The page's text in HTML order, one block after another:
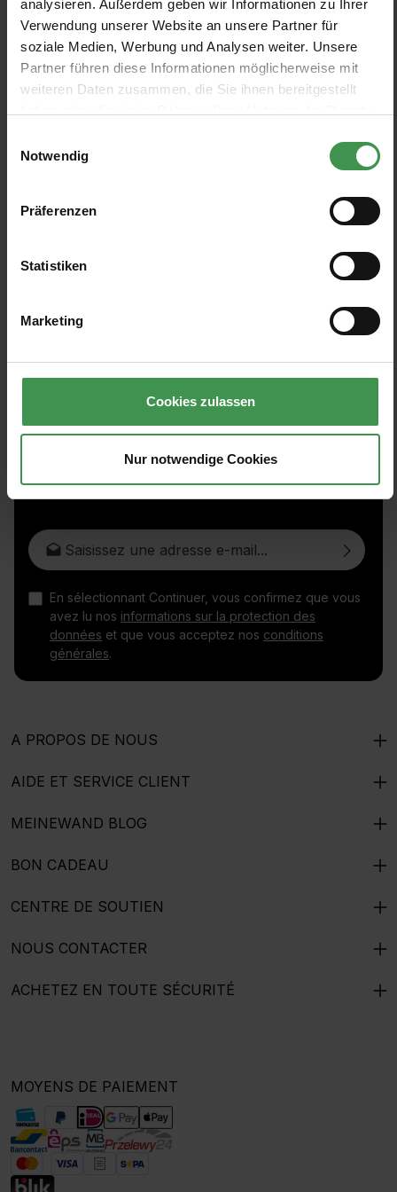
analysieren. Außerdem geben wir Informationen zu Ihrer
Verwendung unserer Website an unsere Partner für
soziale Medien, Werbung und Analysen weiter. Unsere
Partner führen diese Informationen möglicherweise mit
weiteren Daten zusammen, die Sie ihnen bereitgestellt
Notwendig
Präferenzen
Statistiken
Marketing
Cookies zulassen
Nur notwendige Cookies
FILTRE
Afficher les modèles
Papier peint panoramique
7 Colors
+4
Papier peint panoramique I'm
De 219,00 €
Inscrivez-vous à la lettre d'information gratuite et ne
manquez aucune nouvelle ou promotion.
Adresse e-mail*
En sélectionnant Continuer, vous confirmez que vous
avez lu nos informations sur la protection des
données et que vous acceptez nos conditions
générales.
A PROPOS DE NOUS
AIDE ET SERVICE CLIENT
MEINEWAND BLOG
BON CADEAU
CENTRE DE SOUTIEN
NOUS CONTACTER
ACHETEZ EN TOUTE SÉCURITÉ
MOYENS DE PAIEMENT